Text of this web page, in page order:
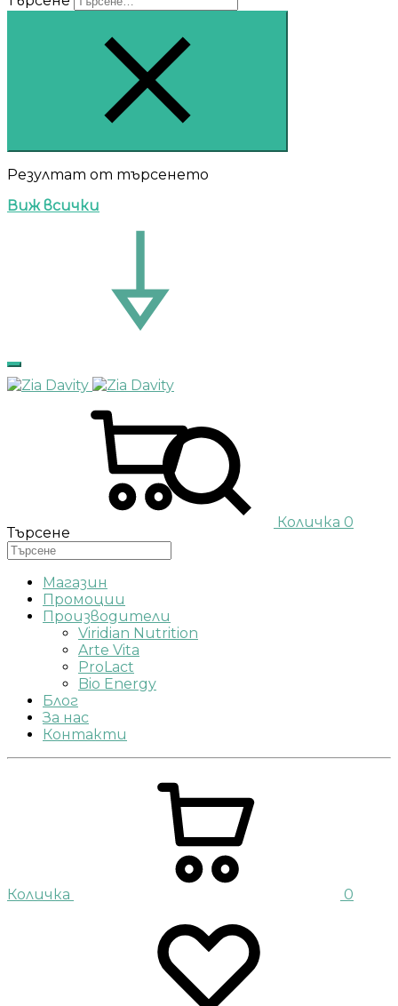
Резултат от търсенето
Виж всички
Количка 0
Търсене
Магазин
Промоции
Производители
Viridian Nutrition
Arte Vita
ProLact
Bio Energy
Блог
За нас
Контакти
Количка 0